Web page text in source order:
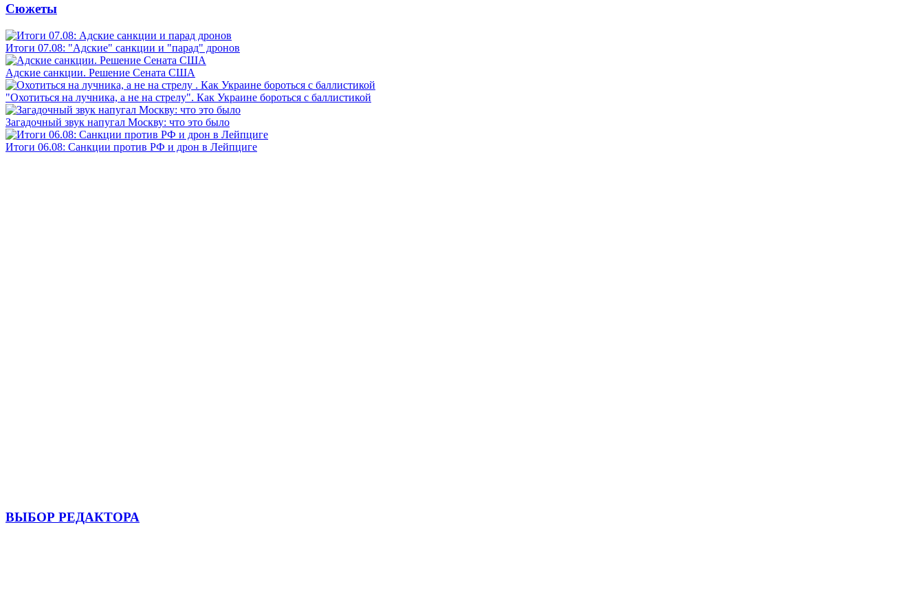
Сюжеты
Итоги 07.08: "Адские" санкции и "парад" дронов
Адские санкции. Решение Сената США
"Охотиться на лучника, а не на стрелу". Как Украине бороться с баллистикой
Загадочный звук напугал Москву: что это было
Итоги 06.08: Санкции против РФ и дрон в Лейпциге
ВЫБОР РЕДАКТОРА